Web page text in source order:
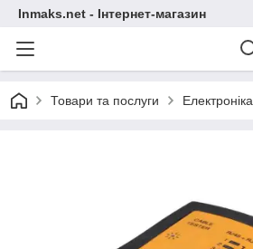
Inmaks.net - Інтернет-магазин
Товари та послуги Електроніка